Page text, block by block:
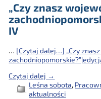
„Czy znasz
IV
… [Czytaj dalej…] „Czy
Czytaj dalej →
Leśna sobota,
aktualności